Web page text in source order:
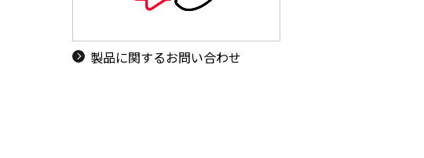
製品に関するお問い合わせ